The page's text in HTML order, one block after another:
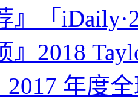
』「
』2018
2017 年度